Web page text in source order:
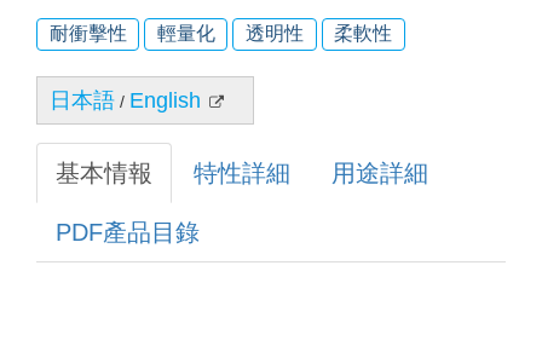
耐衝擊性 輕量化 透明性 柔軟性
日本語 / English
基本情報 特性詳細 用途詳細
PDF產品目錄